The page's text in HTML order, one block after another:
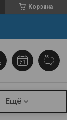
Корзина
Ещё